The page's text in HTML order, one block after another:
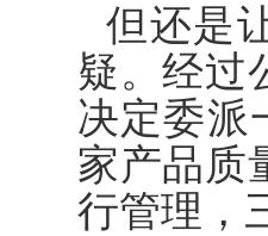
但还是
疑。经过
决定委派
家产品质
行管理，